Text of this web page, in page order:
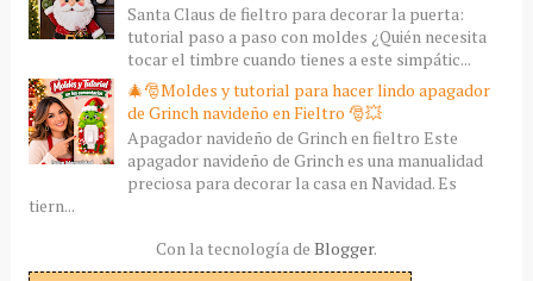
Santa Claus de fieltro para decorar la puerta:
tutorial paso a paso con moldes ¿Quién necesita
tocar el timbre cuando tienes a este simpátic...
🎄🎅Moldes y tutorial para hacer lindo apagador
de Grinch navideño en Fieltro 🎅💥
Apagador navideño de Grinch en fieltro Este
apagador navideño de Grinch es una manualidad
preciosa para decorar la casa en Navidad. Es
tiern...
Con la tecnología de Blogger.